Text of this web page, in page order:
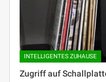
INTELLIGENTES ZUHAUSE
Zugriff auf